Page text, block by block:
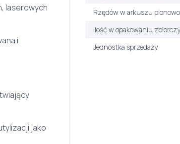
laserowych
i
jako
Rzędów w arkuszu pionowo
Ilość w opakowaniu
Jednostka sprzedaży